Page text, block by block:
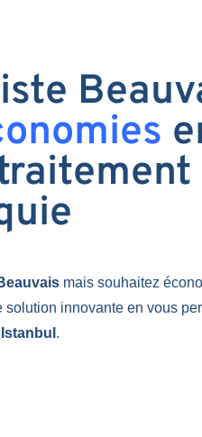
mais souhaitez
solution innovante en vous
.